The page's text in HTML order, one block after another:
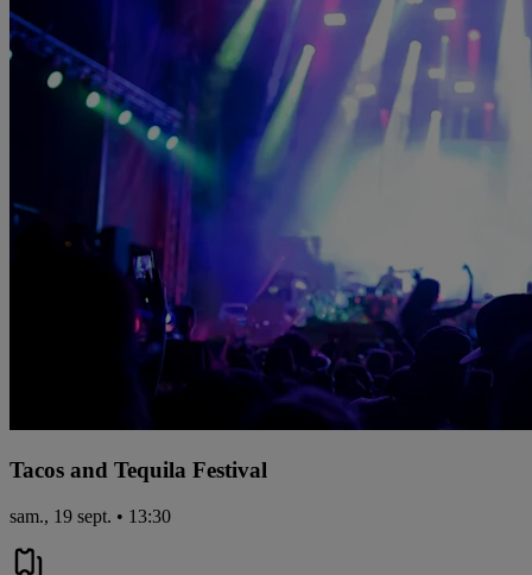
Tacos and Tequila Festival
sam., 19 sept. • 13:30